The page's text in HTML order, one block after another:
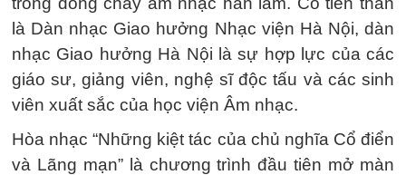
là Dàn nhạc Giao hưởng Nhạc viện Hà Nội, dàn
nhạc Giao hưởng Hà Nội là sự hợp lực của các
giáo sư, giảng viên, nghệ sĩ độc tấu và các sinh
viên xuất sắc của học viện Âm nhạc.
Hòa nhạc “Những kiệt tác của chủ nghĩa Cổ điển
và Lãng mạn” là chương trình đầu tiên mở màn